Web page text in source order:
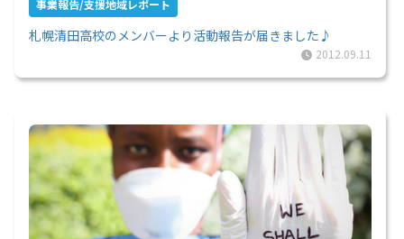
事業報告/支援地域レポート
札幌清田高校のメンバーより活動報告が届きました♪
2012.09.11